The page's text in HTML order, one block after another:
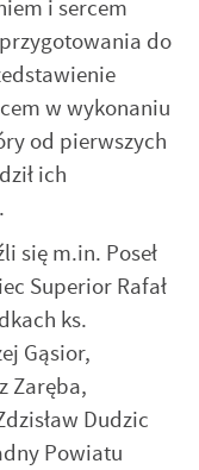
i sercem
do
w wykonaniu
od pierwszych
ich
się m.in. Poseł
Superior Rafał
ks.
Gąsior,
Zaręba,
Dudzic
Powiatu
witryny
się na
naszymi
Firmy te działają
nasze treści w
mediów